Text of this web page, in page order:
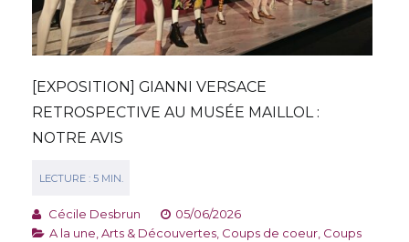
[EXPOSITION] GIANNI VERSACE
RETROSPECTIVE AU MUSÉE MAILLOL :
NOTRE AVIS
Cécile Desbrun
05/06/2026
A la une,Arts & Découvertes, Coups de coeur, Coups